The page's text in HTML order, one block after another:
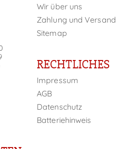
Wir über uns
Zahlung und Versand
Sitemap
RECHTLICHES
Impressum
AGB
Datenschutz
Batteriehinweis